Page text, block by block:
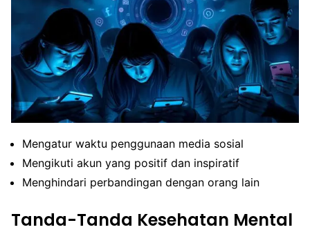
Mengatur waktu penggunaan media sosial
Mengikuti akun yang positif dan inspiratif
Menghindari perbandingan dengan orang lain
Tanda-Tanda Kesehatan Mental